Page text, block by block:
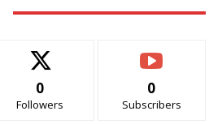
0
Followers
0
Subscribers